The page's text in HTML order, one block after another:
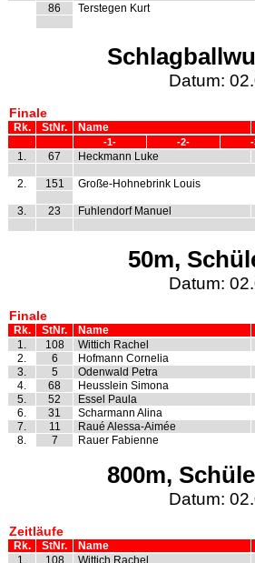
86 Terstegen Kurt
Datum:
Finale
Rk. StNr. Name
-1- -2-
1. 67 Heckmann Luke
2. 151 Große-Hohnebrink Louis
3. 23 Fuhlendorf Manuel
50m,
Datum:
Finale
Rk. StNr. Name
1.
108 Wittich Rachel
2.
6 Hofmann Cornelia
3.
5 Odenwald Petra
4.
68 Heusslein Simona
5.
52 Essel Paula
6.
31 Scharmann Alina
7.
11 Raué Alessa-Aimée
8.
7 Rauer Fabienne
800m,
Datum:
Zeitläufe
Rk. StNr. Name
1.
108 Wittich Rachel